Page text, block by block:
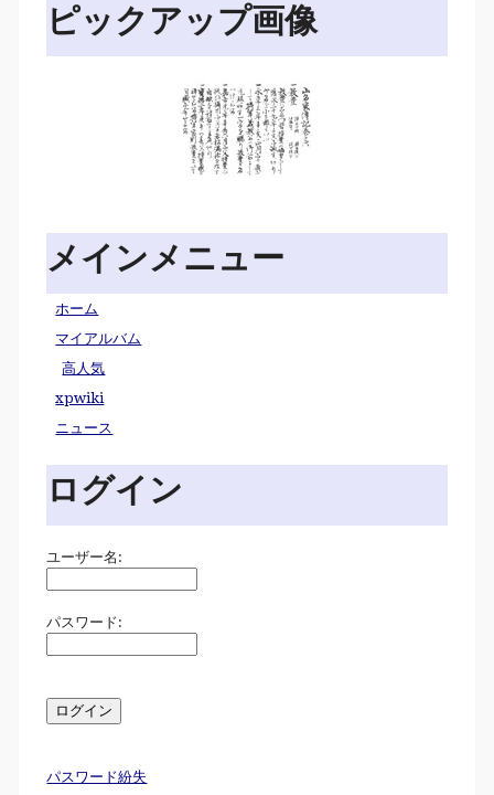
ピックアップ画像
メインメニュー
ホーム
マイアルバム
高人気
xpwiki
ニュース
ログイン
ユーザー名:
パスワード:
パスワード紛失